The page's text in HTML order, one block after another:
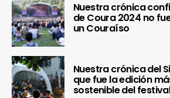
Nuestra crónica
de Coura 2024 no
un Couraíso
Nuestra crónica del
que fue la edición
sostenible del